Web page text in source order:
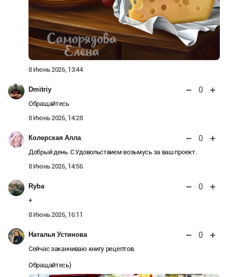
8 Июнь 2026, 13:44
Dmitriy 0
Обращайтесь
8 Июнь 2026, 14:28
Колерская Алла 0
Добрый день. С Удовольствием возьмусь за ваш проект.
8 Июнь 2026, 14:56
Ryba 0
+
8 Июнь 2026, 16:11
Наталья Устинова 0
Сейчас заканчиваю книгу рецептов.
Обращайтесь)